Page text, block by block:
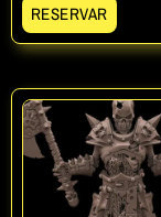
RESERVAR